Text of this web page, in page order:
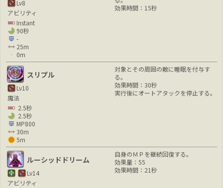
Lv8
アビリティ
Instant
90秒
-
25m
0m
効果時間：15秒
スリプル
Lv10
魔法
2.5秒
2.5秒
MP800
30m
5m
対象とその周囲の敵に睡眠を付与す
る。
効果時間：30秒
実行後にオートアタックを停止する。
ルーシッドドリーム
Lv14
アビリティ
自身のＭＰを継続回復する。
効果量：55
効果時間：21秒